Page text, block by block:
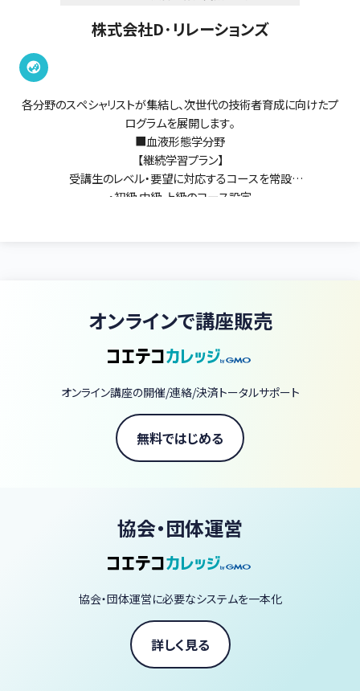
株式会社D･リレーションズ
各分野のスペシャリストが集結し、次世代の技術者育成に向けたプ
ログラムを展開します。
■血液形態学分野
【継続学習プラン】
受講生のレベル・要望に対応するコースを常設
・初級.中級.上級のコース設定
ど、血液形態学以外の講座も企画開催予定です。
オンラインで講座販売
オンライン講座の開催/連絡/決済トータルサポート
無料ではじめる
協会・団体運営
協会・団体運営に必要なシステムを一本化
詳しく見る